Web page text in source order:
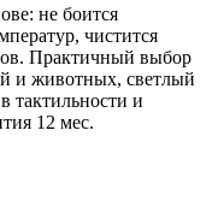
не боится
чистится
Практичный выбор
и животных, светлый
тактильности и
12 мес.